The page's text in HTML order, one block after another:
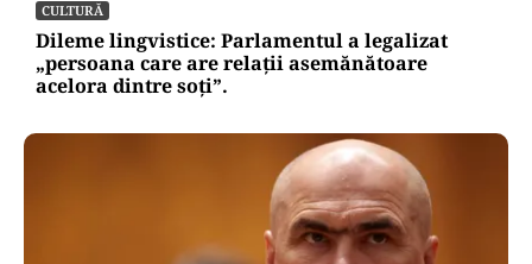
CULTURĂ
Dileme lingvistice: Parlamentul a legalizat
„persoana care are relații asemănătoare
acelora dintre soți”.